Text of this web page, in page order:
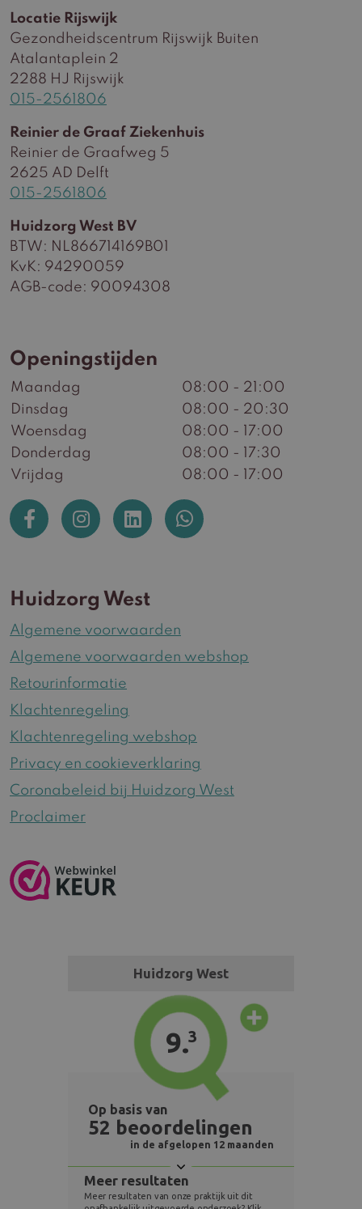
Locatie Rijswijk
Gezondheidscentrum Rijswijk Buiten
Atalantaplein 2
2288 HJ Rijswijk
015-2561806
Reinier de Graaf Ziekenhuis
Reinier de Graafweg 5
2625 AD Delft
015-2561806
Huidzorg West BV
BTW: NL866714169B01
KvK: 94290059
AGB-code: 90094308
Openingstijden
Maandag
08:00 - 21:00
Dinsdag
08:00 - 20:30
Woensdag
08:00 - 17:00
Donderdag
08:00 - 17:30
Vrijdag
08:00 - 17:00
Huidzorg West
Algemene voorwaarden
Algemene voorwaarden webshop
Retourinformatie
Klachtenregeling
Klachtenregeling webshop
Privacy en cookieverklaring
Coronabeleid bij Huidzorg West
Proclaimer